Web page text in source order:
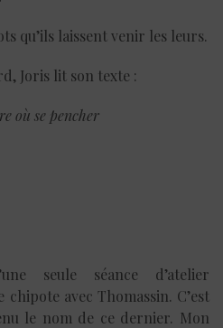
qu’ils laissent venir les leurs.
Joris lit son texte :
où se pencher
seule séance d’atelier
avec Thomassin. C’est
le nom de ce dernier. Mon